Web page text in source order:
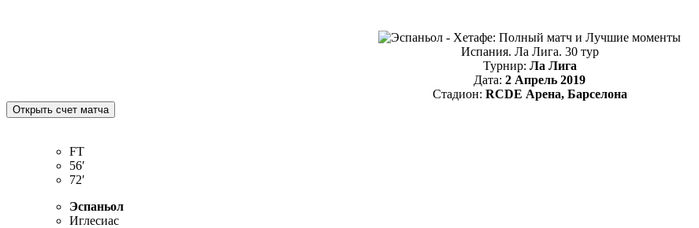
Испания. Ла Лига. 30 тур
Турнир: Ла Лига
Дата: 2 Апрель 2019
Стадион: RCDE Арена, Барселона
FT
56′
72′
Эспаньол
Иглесиас